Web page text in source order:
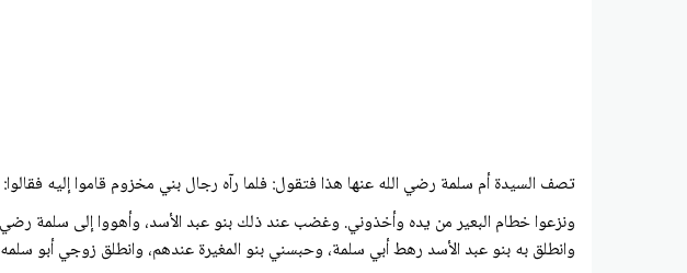
تصف السيدة أم سلمة رضي الله عنها هذا فتقول: فلما رآه رجال بني مخزوم قاموا إليه
ونزعوا خطام البعير من يده وأخذوني. وغضب عند ذلك بنو عبد الأسد، وأهووا إلى سلمة رضي
وانطلق به بنو عبد الأسد رهط أبي سلمة، وحبسني بنو المغيرة عندهم، وانطلق زوجي أبو